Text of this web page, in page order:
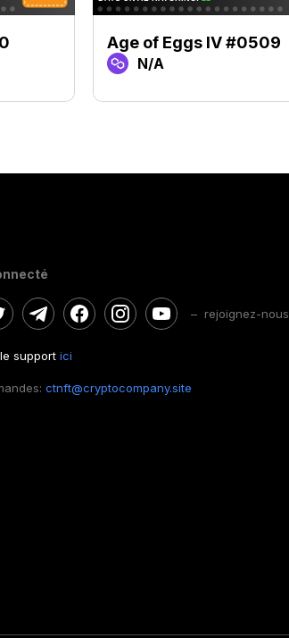
Age of Eggs IV #0509
N/A
– rejoignez-nous
support ici
ctnft@cryptocompany.site